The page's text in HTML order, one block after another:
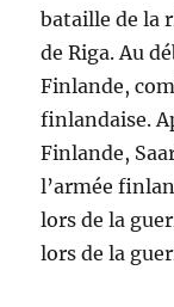
bataille de la
de Riga. Au
Finlande,
finlandaise.
Finlande,
l’armée
lors de la
lors de la